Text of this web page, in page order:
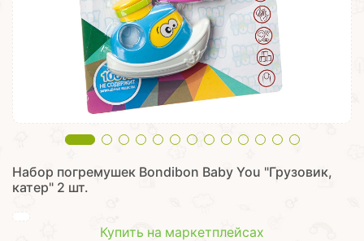
Набор погремушек Bondibon Baby You "Грузовик,
катер" 2 шт.
Купить на маркетплейсах